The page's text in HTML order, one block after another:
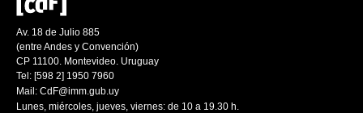
Av. 18 de Julio 885
(entre Andes y Convención)
CP 11100. Montevideo. Uruguay
Tel: [598 2] 1950 7960
Mail: CdF@imm.gub.uy
Lunes, miércoles, jueves, viernes: de 10 a 19.30 h.